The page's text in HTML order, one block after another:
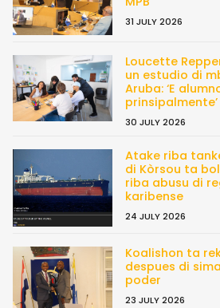
31 JULY 2026
Loucette
un estudio di
Aruba: ‘E
prinsipalmente’
30 JULY 2026
Atake riba
di Kòrsou ta
riba abusu di
karibense
24 JULY 2026
Koalishon ta
despues di
poder
23 JULY 2026